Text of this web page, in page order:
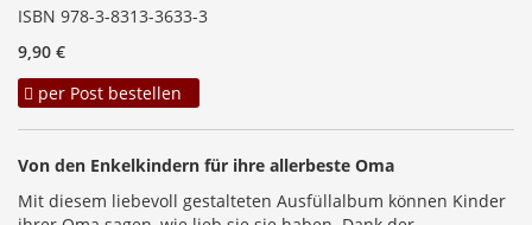
ISBN 978-3-8313-3633-3
9,90 €
per Post bestellen
Von den Enkelkindern für ihre allerbeste Oma
Mit diesem liebevoll gestalteten Ausfüllalbum können Kinder